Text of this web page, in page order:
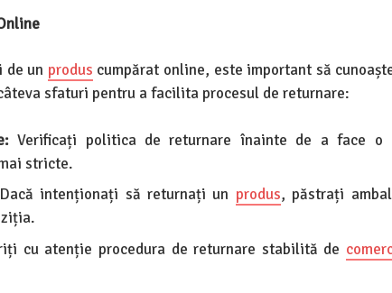
de un produs cumpărat online, este important să
sfaturi pentru a facilita procesul de returnare:
Verificați politica de returnare înainte de a face o
stricte.
Dacă intenționați să returnați un produs, păstrați
cu atenție procedura de returnare stabilită de